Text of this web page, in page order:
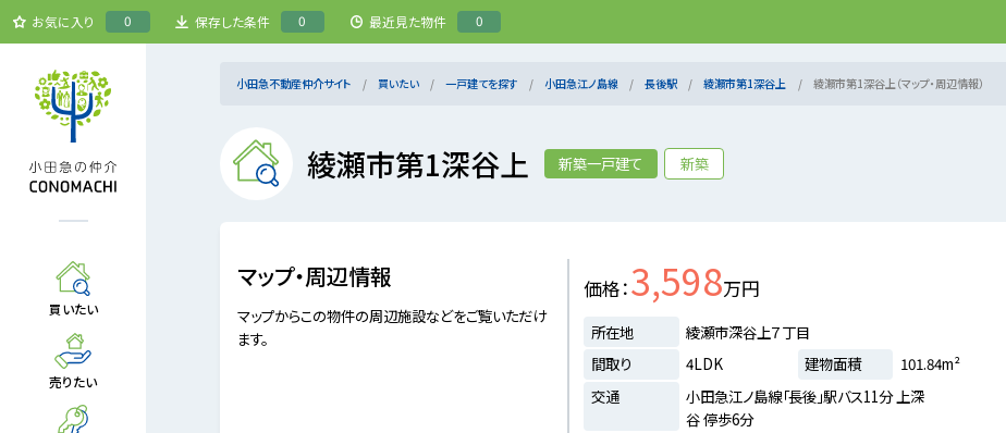
お気に入り 0 保存した条件 0 最近見た物件 0
買いたい
売りたい
小田急不動産仲介サイト 買いたい 一戸建てを探す 小田急江ノ島線 長後駅 綾瀬市第1深谷上 綾瀬市第1深谷上（マップ・周辺情報）
綾瀬市第1深谷上 新築一戸建て 新築
マップ・周辺情報
マップからこの物件の周辺施設などをご覧いただけ
ます。
価格 3,598万円
所在地
綾瀬市深谷上７丁目
間取り
4LDK 建物面積
101.84m²
交通
小田急江ノ島線「長後」駅バス11分 上深
谷 停歩6分